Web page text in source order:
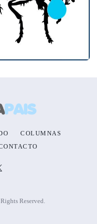
COLUMNAS
Reserved.